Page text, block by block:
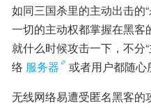
如同三国杀里的主动出击的
一切的主动权都掌握在黑客
就什么时候攻击一下，不分
络 服务器
或者用户都随心
无线网络易遭受匿名黑客